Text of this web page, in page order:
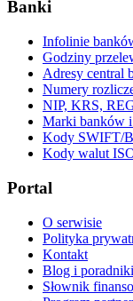
Banki
Infolinie
Godziny
Adresy central
Numery
NIP, KRS,
Marki banków
Kody SWIFT/
Kody walut
Portal
O serwisie
Polityka
Kontakt
Blog i poradniki
Słownik